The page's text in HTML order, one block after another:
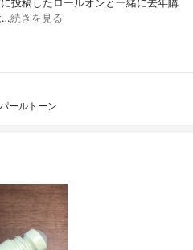
投稿したロールオンと一緒に去年購
…続きを見る
ールトーン